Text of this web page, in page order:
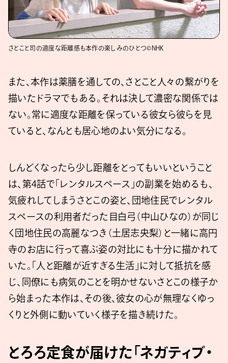
さとこと司の適度な距離感も本作の楽しみのひとつ©NHK
また、本作は薬膳を通しての、さとこと人々の繋がりを
描いたドラマでもある。それは決して濃密な関係では
ない。常に適度な距離を保っている彼女ら彼らを見
ていると、なんとも居心地のよい気分になる。
しんどくなったら少し距離をとってもいいということ
は、第4話で「レンタルスペース」の副業を始めるも、
気疲れしてしまうさとこの姿と、団地住民でレンタル
スペースの利用者だった目白弓（中山ひなの）が同じ
く団地住民の高麗なつき（土居志央梨）と一緒に高円
寺のお店に行って喜ぶ姿の対比にも十分に描かれて
いた。「人と距離が近すぎる生活」に対して抵抗を感
じ、同僚にも病気のことを明かせないさとこの様子か
ら始まった本作は、その後、彼女の心が無理なくゆっ
くりと外側に動いていく様子を描き続けた。
とろろ定食が届けた「ネガティブ・